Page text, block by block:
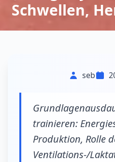
Schwellen,
seb
trainieren:
Produktion, Rolle
Ventilations-/